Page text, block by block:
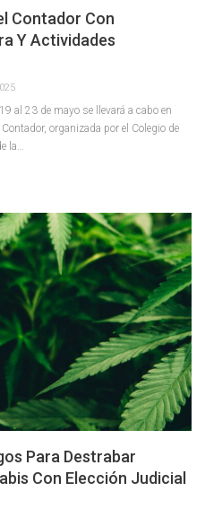
Contador Con
Y Actividades
al 23 de mayo se llevará a cabo en
organizada por el Colegio de
la
Para Destrabar
Con Elección Judicial